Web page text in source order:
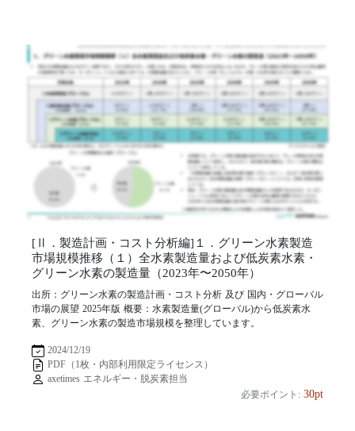
[Ⅱ．製造計画・コスト分析編]１．グリーン水素製造
市場規模推移（１）全水素製造量および低炭素水素・
グリーン水素の製造量（2023年〜2050年）
出所：グリーン水素の製造計画・コスト分析 及び 国内・グローバル
市場の展望 2025年版 概要：水素製造量(グローバル)から低炭素水
素、グリーン水素の製造市場規模を整理しています。
2024/12/19
PDF（1枚・内部利用限定ライセンス）
axetimes エネルギー・脱炭素担当
必要ポイント: 30pt